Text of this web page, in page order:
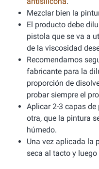
Mezclar bien la
El producto debe
pistola que se va a
de la viscosidad
Recomendamos
fabricante para la
proporción de
probar siempre el
Aplicar 2-3 capas de
otra, que la pintura
húmedo.
Una vez aplicada la
seca al tacto y